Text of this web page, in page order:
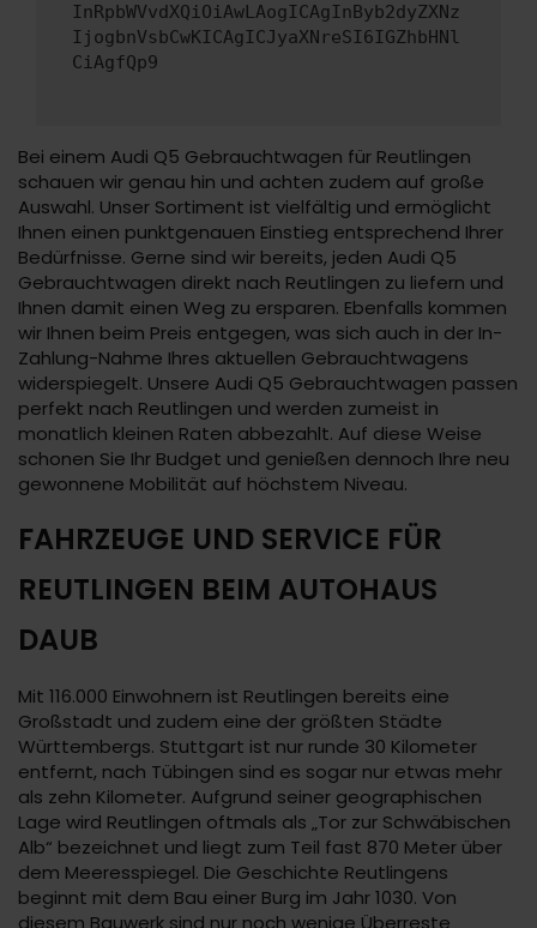
InRpbWVvdXQiOiAwLAogICAgInByb2dyZXNz
IjogbnVsbCwKICAgICJyaXNreSI6IGZhbHNl
CiAgfQp9
Bei einem Audi Q5 Gebrauchtwagen für Reutlingen
schauen wir genau hin und achten zudem auf große
Auswahl. Unser Sortiment ist vielfältig und ermöglicht
Ihnen einen punktgenauen Einstieg entsprechend Ihrer
Bedürfnisse. Gerne sind wir bereits, jeden Audi Q5
Gebrauchtwagen direkt nach Reutlingen zu liefern und
Ihnen damit einen Weg zu ersparen. Ebenfalls kommen
wir Ihnen beim Preis entgegen, was sich auch in der In-
Zahlung-Nahme Ihres aktuellen Gebrauchtwagens
widerspiegelt. Unsere Audi Q5 Gebrauchtwagen passen
perfekt nach Reutlingen und werden zumeist in
monatlich kleinen Raten abbezahlt. Auf diese Weise
schonen Sie Ihr Budget und genießen dennoch Ihre neu
gewonnene Mobilität auf höchstem Niveau.
FAHRZEUGE UND SERVICE FÜR
REUTLINGEN BEIM AUTOHAUS
DAUB
Mit 116.000 Einwohnern ist Reutlingen bereits eine
Großstadt und zudem eine der größten Städte
Württembergs. Stuttgart ist nur runde 30 Kilometer
entfernt, nach Tübingen sind es sogar nur etwas mehr
als zehn Kilometer. Aufgrund seiner geographischen
Lage wird Reutlingen oftmals als „Tor zur Schwäbischen
Alb“ bezeichnet und liegt zum Teil fast 870 Meter über
dem Meeresspiegel. Die Geschichte Reutlingens
beginnt mit dem Bau einer Burg im Jahr 1030. Von
diesem Bauwerk sind nur noch wenige Überreste